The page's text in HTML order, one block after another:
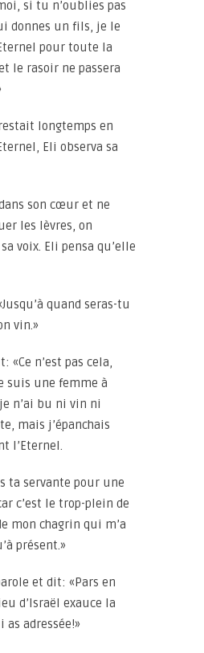
si tu n’oublies pas
donnes un fils, je le
pour toute la
le rasoir ne passera
longtemps en
Eli observa sa
son cœur et ne
les lèvres, on
voix. Eli pensa qu’elle
quand seras-tu
vin.»
«Ce n’est pas cela,
suis une femme à
n’ai bu ni vin ni
mais j’épanchais
l’Eternel.
ta servante pour une
c’est le trop-plein de
mon chagrin qui m’a
présent.»
et dit: «Pars en
d’Israël exauce la
adressée!»